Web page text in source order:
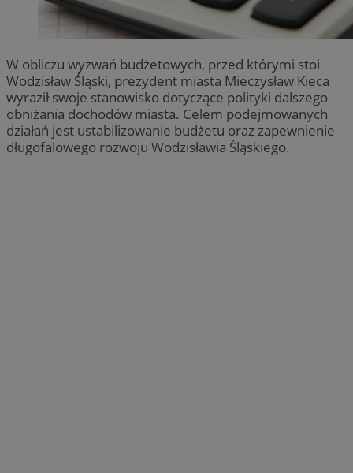
W obliczu wyzwań budżetowych, przed którymi stoi
Wodzisław Śląski, prezydent miasta Mieczysław Kieca
wyraził swoje stanowisko dotyczące polityki dalszego
obniżania dochodów miasta. Celem podejmowanych
działań jest ustabilizowanie budżetu oraz zapewnienie
długofalowego rozwoju Wodzisławia Śląskiego.